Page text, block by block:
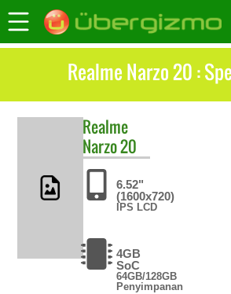
Realme Narzo 20 :
Realme
Narzo 20
6.52"
(1600x720)
IPS LCD
4GB
SoC
64GB/128GB
Penyimpanan